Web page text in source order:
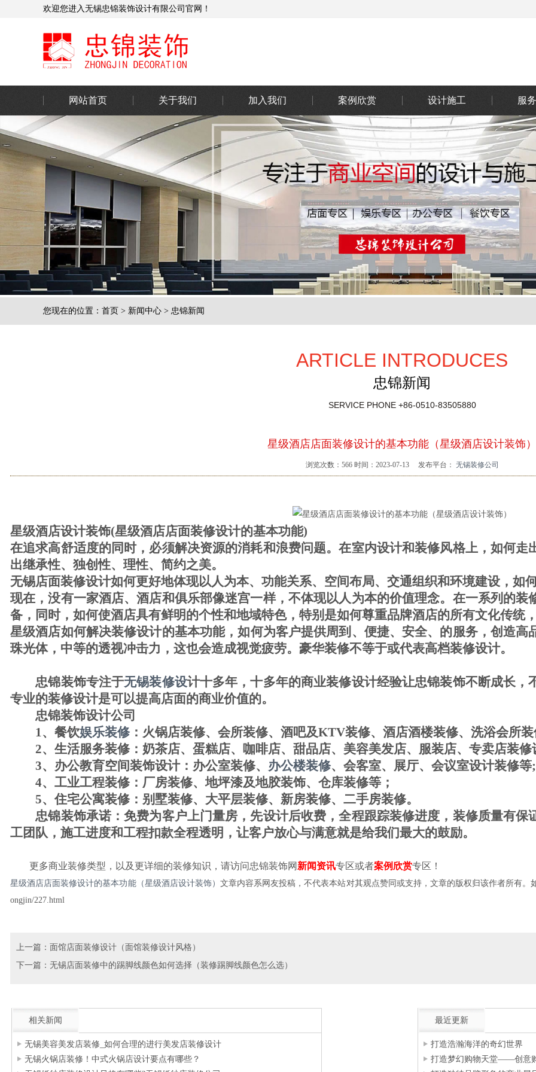
欢迎您进入无锡忠锦装饰设计有限公司官网！
网站首页 关于我们 加入我们 案例欣赏 设计施工 服
您现在的位置： 首页 > 新闻中心 > 忠锦新闻
ARTICLE INTRODUCES
忠锦新闻
SERVICE PHONE +86-0510-83505880
星级酒店店面装修设计的基本功能（星级酒店设计装饰）
浏览次数： 566 时间：2023-07-13 发布平台： 无锡装修公司
星级酒店设计装饰(星级酒店店面装修设计的基本功能)
在追求高舒适度的同时，必须解决资源的消耗和浪费问题。在室内设计和装修风格上，如何
出继承性、独创性、理性、简约之美。
无锡店面装修设计如何更好地体现以人为本、功能关系、空间布局、交通组织和环境建设，如
现在，没有一家酒店、酒店和俱乐部像迷宫一样，不体现以人为本的价值理念。在一系列的
备，同时，如何使酒店具有鲜明的个性和地域特色，特别是如何尊重品牌酒店的所有文化传统
星级酒店如何解决装修设计的基本功能，如何为客户提供周到、便捷、安全、的服务，创造
珠光体，中等的透视冲击力，这也会造成视觉疲劳。豪华装修不等于或代表高档装修设计。
忠锦装饰专注于无锡装修设计十多年，十多年的商业装修设计经验让忠锦装饰不断成长
专业的装修设计是可以提高店面的商业价值的。
忠锦装饰设计公司
1、餐饮娱乐装修： 火锅店装修、会所装修、酒吧及KTV装修、酒店酒楼装修、洗浴会所
2、生活服务装修：奶茶店、蛋糕店、咖啡店、甜品店、美容美发店、服装店、专卖店装修
3、办公教育空间装饰设计：办公室装修、 办公楼装修、会客室、展厅、会议室设计装修等;
4、工业工程装修：厂房装修、地坪漆及地胶装饰、仓库装修等；
5、住宅公寓装修：别墅装修、大平层装修、新房装修、二手房装修。
忠锦装饰承诺：免费为客户上门量房，先设计后收费，全程跟踪装修进度，装修质量有保
工团队，施工进度和工程扣款全程透明，让客户放心与满意就是给我们最大的鼓励。
更多商业装修类型，以及更详细的装修知识，请访问忠锦装饰网 新闻资讯专区或者案例欣赏专区！
星级酒店店面装修设计的基本功能（星级酒店设计装饰） 文章内容系网友投稿，不代表本站对其观点赞同或支持，文章的版权归该作者所有。
ongjin/227.html
上一篇： 面馆店面装修设计（面馆装修设计风格）
下一篇： 无锡店面装修中的踢脚线颜色如何选择（装修踢脚线颜色怎么选）
相关新闻
无锡美容美发店装修_如何合理的进行美发店装修设计
无锡火锅店装修！中式火锅店设计要点有哪些？
最近更新
打造浩瀚海洋的奇幻世界
打造梦幻购物天堂——创意